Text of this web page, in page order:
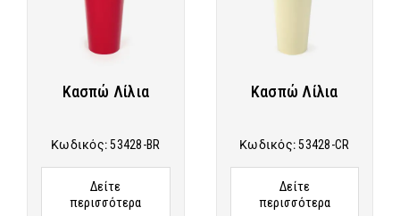
Κασπώ Λίλια
Κωδικός:53428-BR
Δείτε
περισσότερα
Κασπώ Λίλια
Κωδικός:53428-CR
Δείτε
περισσότερα